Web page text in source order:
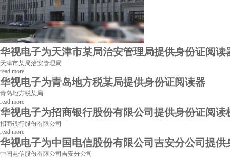
华视电子为天津市某局治安管理局提供身份证阅读
天津市某局治安管理局
read more
华视电子为青岛地方税某局提供身份证阅读器
青岛地方税某局
read more
华视电子为招商银行股份有限公司提供身份证阅读
招商银行股份有限公司
read more
华视电子为中国电信股份有限公司吉安分公司提供
中国电信股份有限公司吉安分公司